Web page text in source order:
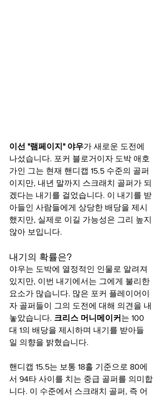
이선 "램페이지" 야우가 새로운 도전에
나섰습니다. 포커 블로거이자 도박 애호
가인 그는 현재 핸디캡 15.5 수준의 골퍼
이지만, 내년 말까지 스크래치 골퍼가 되
겠다는 내기를 걸었습니다. 이 내기를 받
아들인 사람들에게 상당한 배당을 제시
했지만, 실제로 이길 가능성은 그리 높지
않아 보입니다.
내기의 확률은?
야우는 도박에 열정적인 인물로 알려져
있지만, 이번 내기에서는 그에게 불리한
요소가 많습니다. 많은 포커 플레이어이
자 골퍼들이 그의 도전에 대해 의견을 내
놓았습니다. 크리스 머니메이커 는 100
대 1의 배당을 제시하며 내기를 받아들
일 의향을 밝혔습니다.
핸디캡 15.5는 보통 18홀 기준으로 80에
서 94타 사이를 치는 중급 골퍼를 의미합
니다. 이 수준에서 스크래치 골퍼, 즉 어